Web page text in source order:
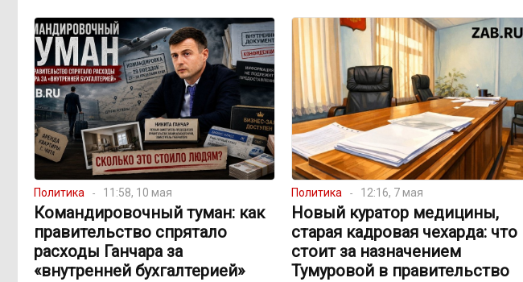
Политика 11:58, 10 мая
Командировочный туман: как
правительство спрятало
расходы Ганчара за
«внутренней бухгалтерией»
Политика 12:16, 7 мая
Новый куратор медицины,
старая кадровая чехарда: что
стоит за назначением
Тумуровой в правительство